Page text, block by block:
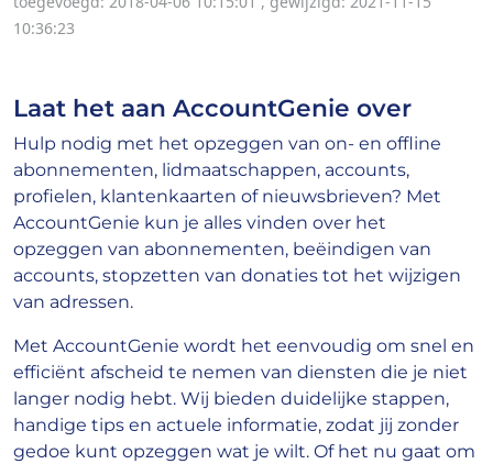
10:36:23
Laat het aan AccountGenie over
Hulp nodig met het opzeggen van on- en offline
abonnementen, lidmaatschappen, accounts,
profielen, klantenkaarten of nieuwsbrieven? Met
AccountGenie kun je alles vinden over het
opzeggen van abonnementen, beëindigen van
accounts, stopzetten van donaties tot het wijzigen
van adressen.
Met AccountGenie wordt het eenvoudig om snel en
efficiënt afscheid te nemen van diensten die je niet
langer nodig hebt. Wij bieden duidelijke stappen,
handige tips en actuele informatie, zodat jij zonder
gedoe kunt opzeggen wat je wilt. Of het nu gaat om